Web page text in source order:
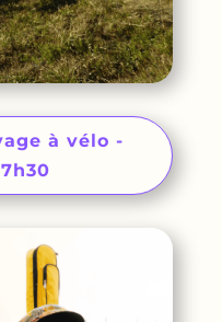
à vélo -